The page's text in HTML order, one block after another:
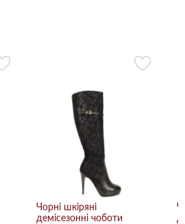
Чорні шкіряні
демісезонні чоботи